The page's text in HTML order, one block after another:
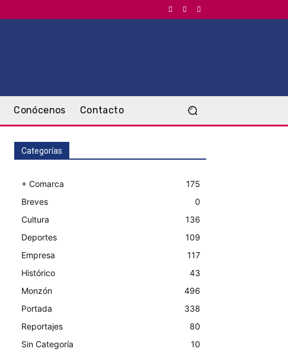
Conócenos Contacto
Categorías
+ Comarca
175
Breves
0
Cultura
136
Deportes
109
Empresa
117
Histórico
43
Monzón
496
Portada
338
Reportajes
80
Sin Categoría
10